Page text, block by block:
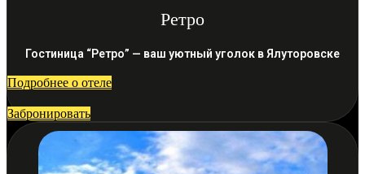
Ретро
Гостиница “Ретро” — ваш уютный уголок в Ялуторовске
Подробнее о отеле
Забронировать